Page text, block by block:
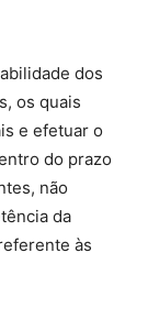
dos
os quais
e efetuar o
do prazo
não
da
às